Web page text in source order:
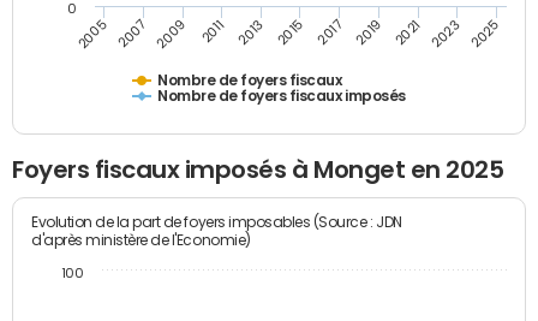
Nombre de foyers fiscaux
Nombre de foyers fiscaux imposés
2005 2007 2009 2011 2013 2015 2017 2019 2021 2023 2025
0
Foyers fiscaux imposés à Monget en 2025
Evolution de la part de foyers imposables (Source : JDN
d'après ministère de l'Economie)
100